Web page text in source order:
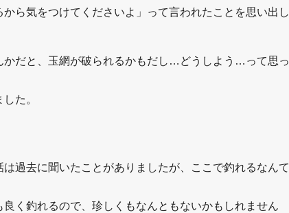
ら気をつけてくださいよ」って言われたことを思い出し
かだと、玉網が破られるかもだし…どうしよう…って思っ
た。
は過去に聞いたことがありましたが、ここで釣れるなんて
く釣れるので、珍しくもなんともないかもしれません